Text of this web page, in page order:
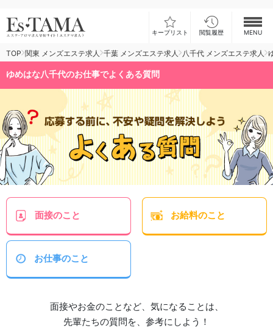
キープリスト 閲覧履歴 MENU
お仕事検索
お仕事ランキング
お仕事体験談
スカウト型求人エスジョブ
メンズエステコラム
ログイン 新規会員登録
TOP 関東 メンズエステ求人 千葉 メンズエステ求人 八千代 メンズエステ求人
ゆめはな八千代のお仕事でよくある質問
面接のこと お給料のこと
お仕事のこと
面接やお金のことなど、気になることは、
先輩たちの質問を、参考にしよう！